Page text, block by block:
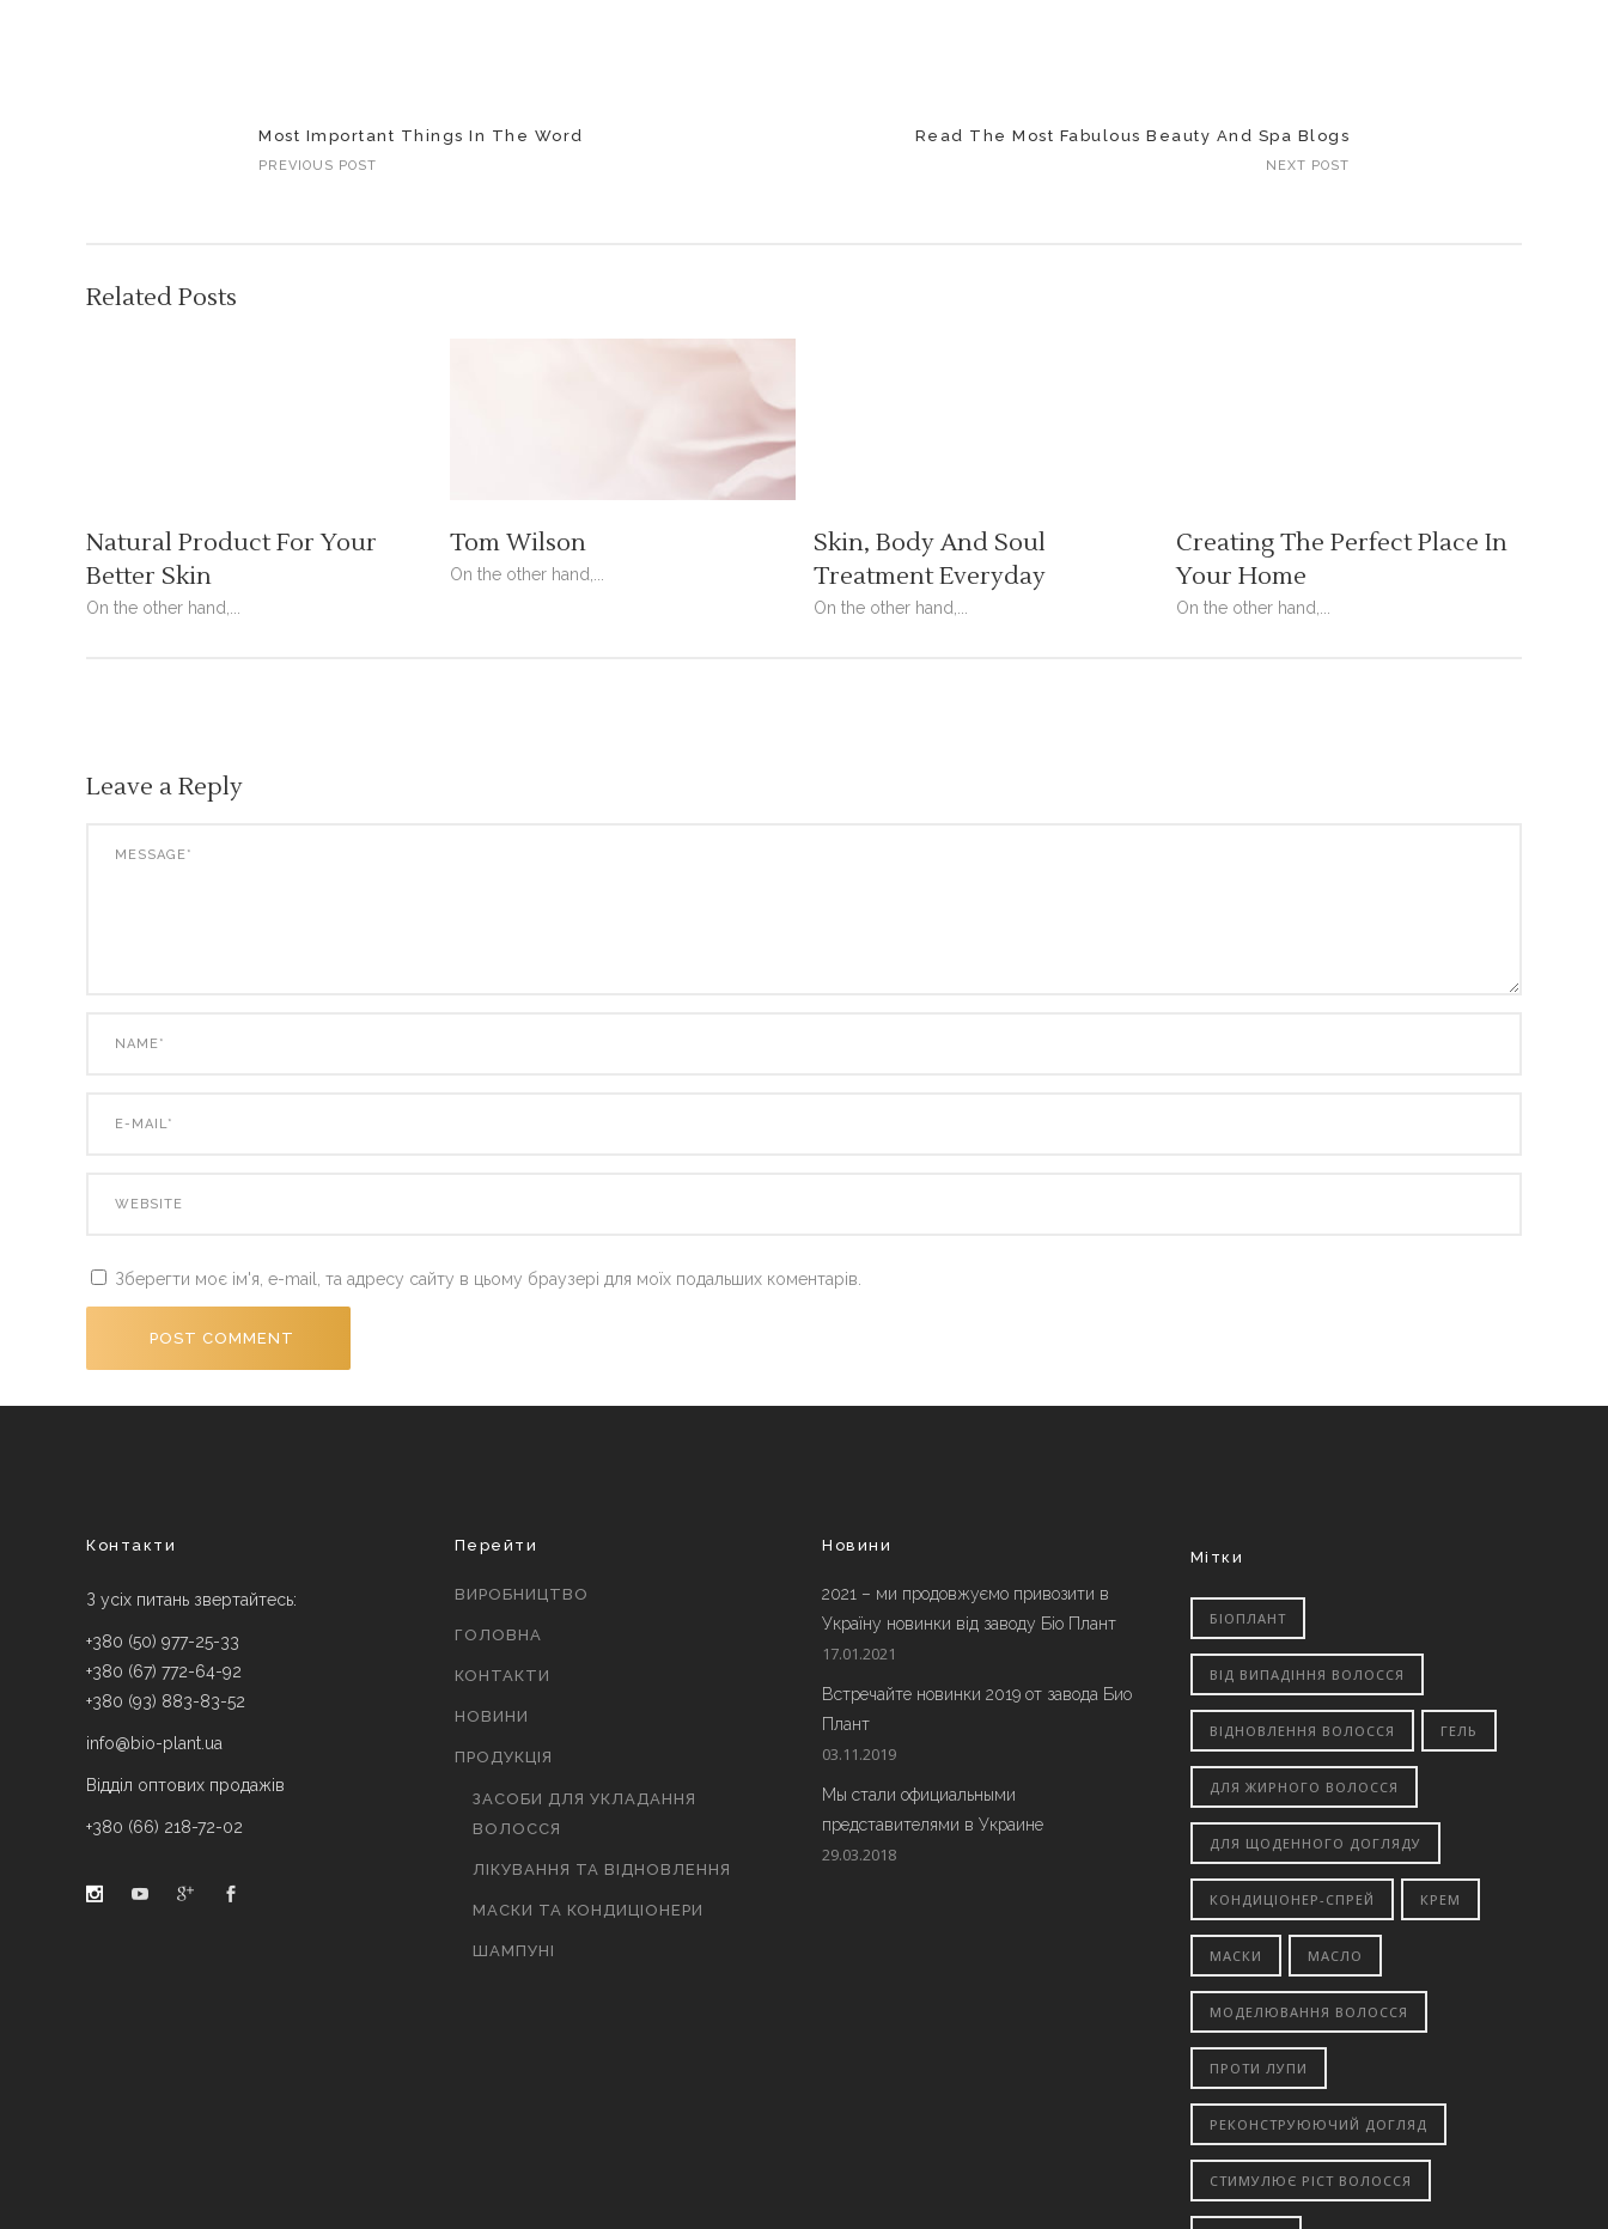
Most Important Things In The Word
PREVIOUS POST
Read The Most Fabulous Beauty And Spa Blogs
NEXT POST
Related Posts
Natural Product For Your
Better Skin
On the other hand,...
Tom Wilson
On the other hand,...
Skin, Body And Soul
Treatment Everyday
On the other hand,...
Creating The Perfect Place In
Your Home
On the other hand,...
Leave a Reply
Зберегти моє ім'я, e-mail, та адресу сайту в цьому браузері для моїх подальших коментарів.
Контакти
З усіх питань звертайтесь:
+380 (50) 977-25-33
+380 (67) 772-64-92
+380 (93) 883-83-52
info@bio-plant.ua
Відділ оптових продажів
+380 (66) 218-72-02
Перейти
ВИРОБНИЦТВО
ГОЛОВНА
КОНТАКТИ
НОВИНИ
ПРОДУКЦІЯ
ЗАСОБИ ДЛЯ УКЛАДАННЯ
ВОЛОССЯ
ЛІКУВАННЯ ТА ВІДНОВЛЕННЯ
МАСКИ ТА КОНДИЦІОНЕРИ
ШАМПУНІ
Новини
2021 – ми продовжуємо привозити в
Україну новинки від заводу Біо Плант
17.01.2021
Встречайте новинки 2019 от завода Био
Плант
03.11.2019
Мы стали официальными
представителями в Украине
29.03.2018
Мітки
БІОПЛАНТ
ВІД ВИПАДІННЯ ВОЛОССЯ
ВІДНОВЛЕННЯ ВОЛОССЯ ГЕЛЬ
ДЛЯ ЖИРНОГО ВОЛОССЯ
ДЛЯ ЩОДЕННОГО ДОГЛЯДУ
КОНДИЦІОНЕР-СПРЕЙ КРЕМ
МАСКИ МАСЛО
МОДЕЛЮВАННЯ ВОЛОССЯ
ПРОТИ ЛУПИ
РЕКОНСТРУЮЮЧИЙ ДОГЛЯД
СТИМУЛЮЄ РІСТ ВОЛОССЯ